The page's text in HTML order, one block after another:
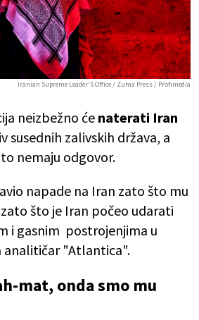
Iranian Supreme Leader'S Office / Zuma Press / Profimedia
neizbežno će naterati Iran
susednih zalivskih država, a
nemaju odgovor.
napade na Iran zato što mu
što je Iran počeo udarati
i gasnim postrojenjima u
analitičar "Atlantica".
mat, onda smo mu